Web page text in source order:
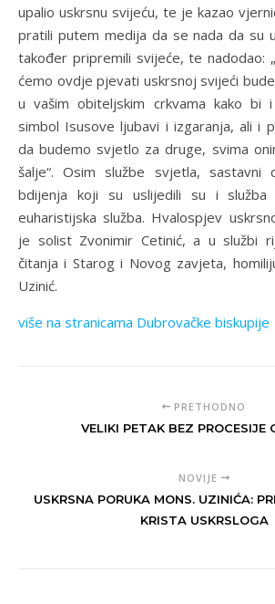
upalio uskrsnu svijeću, te je kazao
pratili putem medija da se nada da su
također pripremili svijeće, te nadodao:
ćemo ovdje pjevati uskrsnoj svijeći
u vašim obiteljskim crkvama kako bi
simbol Isusove ljubavi i izgaranja, ali i
da budemo svjetlo za druge, svima
šalje“. Osim službe svjetla, sastavni
bdijenja koji su uslijedili su i
euharistijska služba. Hvalospjev
je solist Zvonimir Cetinić, a u službi
čitanja i Starog i Novog zavjeta,
Uzinić.
više na stranicama Dubrovačke biskupije
PRETHODNO
VELIKI PETAK BEZ PROCESIJE
NOVIJE
USKRSNA PORUKA MONS. UZINIĆA:
KRISTA USKRSLOGA